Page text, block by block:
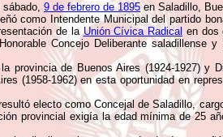
9 de febrero de 1895en Saladillo,
como Intendente Municipal del partido
de laUnión Cívica Radical en dos
Concejo Deliberante saladillense y
provincia de Buenos Aires (1924-1927) y
(1958-1962) en esta oportunidad en
electo como Concejal de Saladillo,
provincial exigía la edad mínima de 25